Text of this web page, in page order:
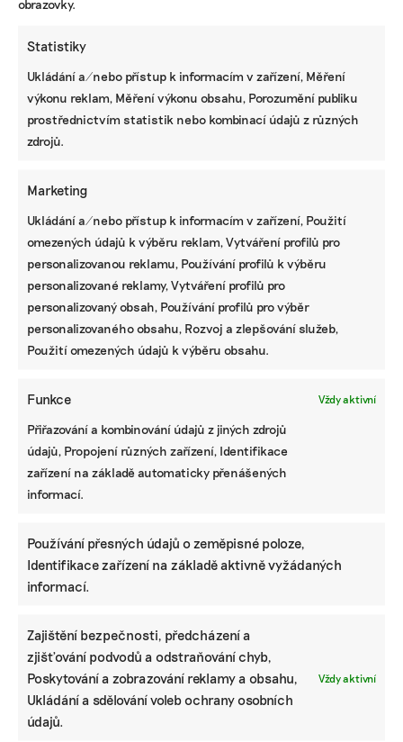
obrazovky.
Statistiky
Ukládání a/nebo přístup k informacím v zařízení, Měření
výkonu reklam, Měření výkonu obsahu, Porozumění publiku
prostřednictvím statistik nebo kombinací údajů z různých
zdrojů.
Marketing
Ukládání a/nebo přístup k informacím v zařízení, Použití
omezených údajů k výběru reklam, Vytváření profilů pro
personalizovanou reklamu, Používání profilů k výběru
personalizované reklamy, Vytváření profilů pro
personalizovaný obsah, Používání profilů pro výběr
personalizovaného obsahu, Rozvoj a zlepšování služeb,
Použití omezených údajů k výběru obsahu.
Funkce Vždy aktivní
Přiřazování a kombinování údajů z jiných zdrojů
údajů, Propojení různých zařízení, Identifikace
zařízení na základě automaticky přenášených
informací.
Používání přesných údajů o zeměpisné poloze,
Identifikace zařízení na základě aktivně vyžádaných
informací.
Zajištění bezpečnosti, předcházení a
zjišťování podvodů a odstraňování chyb,
Poskytování a zobrazování reklamy a obsahu,
Ukládání a sdělování voleb ochrany osobních
údajů.
Vždy aktivní
KOMERČNÍ SDĚLENÍ
BRANDNEWS
Vedro prověřuje mobily i sítě. Jak ochránit
telefon a co dělají operátoři, abychom se
dovolali i v extrémním počasí
ZJEDNODUŠTE SI ŽIVOT S ESG